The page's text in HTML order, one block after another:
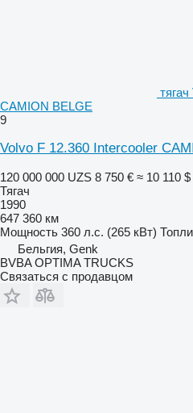
CAMION BELGE
9
Volvo F 12.360 Intercooler
120 000 000 UZS 8 750 € ≈ 10 110 $
Тягач
1990
647 360 км
Мощность 360 л.с. (265 кВт)
Бельгия, Genk
BVBA OPTIMA TRUCKS
Связаться с продавцом